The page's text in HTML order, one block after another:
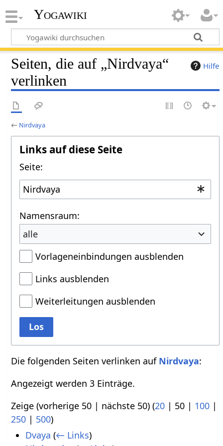
Yogawiki
Hilfe
Seiten, die auf „Nirdvaya“
verlinken
← Nirdvaya
Links auf diese Seite
Seite:
Namensraum:
alle
Vorlageneinbindungen ausblenden
Links ausblenden
Weiterleitungen ausblenden
Los
Die folgenden Seiten verlinken auf Nirdvaya:
Angezeigt werden 3 Einträge.
Zeige (vorherige 50 | nächste 50) (20 | 50 | 100 |
250 | 500)
Dvaya (← Links)